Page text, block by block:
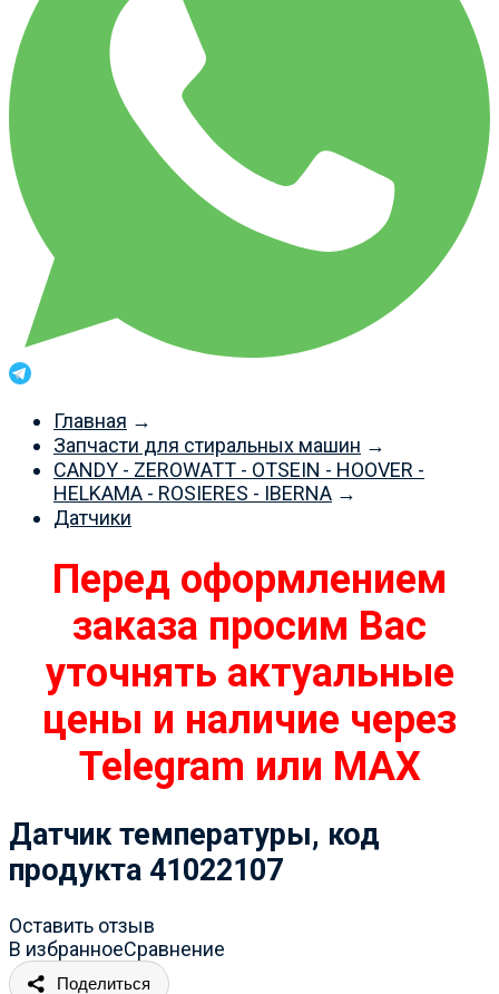
Главная →
Запчасти для стиральных машин →
CANDY - ZEROWATT - OTSEIN - HOOVER -
HELKAMA - ROSIERES - IBERNA →
Датчики
Перед оформлением
заказа просим Вас
уточнять актуальные
цены и наличие через
Telegram или MAX
Датчик температуры, код
продукта 41022107
Оставить отзыв
В избранноеСравнение
Поделиться